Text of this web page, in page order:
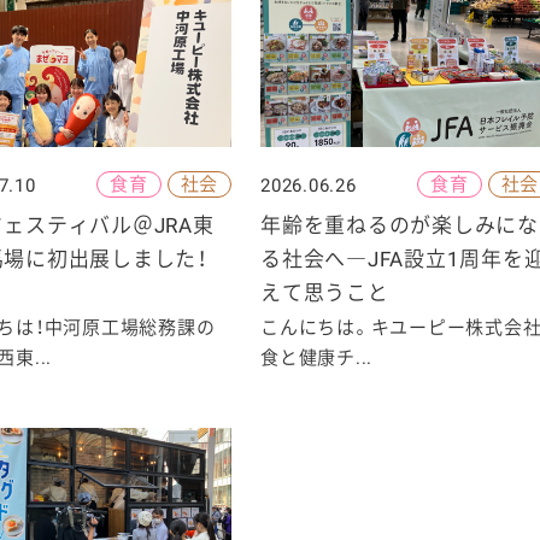
食育 社会
スティバル＠JRA東
に初出展しました！
は！中河原工場総務課の
東...
食育 社会
2026.06.26
年齢を重ねるのが楽しみにな
る社会へ―JFA設立1周年を
えて思うこと
こんにちは。キユーピー株式会
食と健康チ...